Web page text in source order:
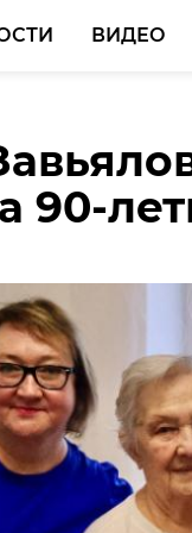
ВИДЕО
90-во